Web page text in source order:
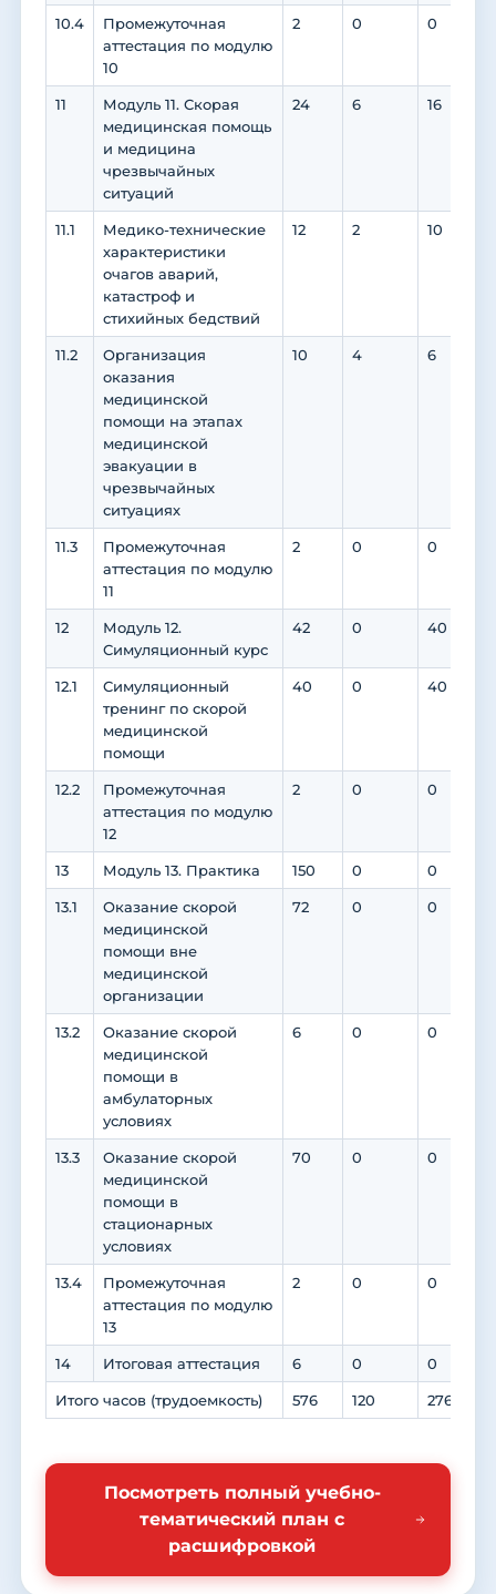
10.4
Промежуточная
аттестация по модулю
10
2 0 0
11
Модуль 11. Скорая
медицинская помощь
и медицина
чрезвычайных
ситуаций
24 6 16
11.1
Медико-технические
характеристики
очагов аварий,
катастроф и
стихийных бедствий
12 2 10
11.2
Организация
оказания
медицинской
помощи на этапах
медицинской
эвакуации в
чрезвычайных
ситуациях
10 4 6
11.3
Промежуточная
аттестация по модулю
11
2 0 0
12
Модуль 12.
Симуляционный курс
42 0 40
12.1
Симуляционный
тренинг по скорой
медицинской
помощи
40 0 40
12.2
Промежуточная
аттестация по модулю
12
2 0 0
13 Модуль 13. Практика 150 0 0
13.1
Оказание скорой
медицинской
помощи вне
медицинской
организации
72 0 0
13.2
Оказание скорой
медицинской
помощи в
амбулаторных
условиях
6 0 0
13.3
Оказание скорой
медицинской
помощи в
стационарных
условиях
70 0 0
13.4
Промежуточная
аттестация по модулю
13
2 0 0
14 Итоговая аттестация 6 0 0
Итого часов (трудоемкость) 576 120 276
Посмотреть полный учебно-
тематический план с
расшифровкой